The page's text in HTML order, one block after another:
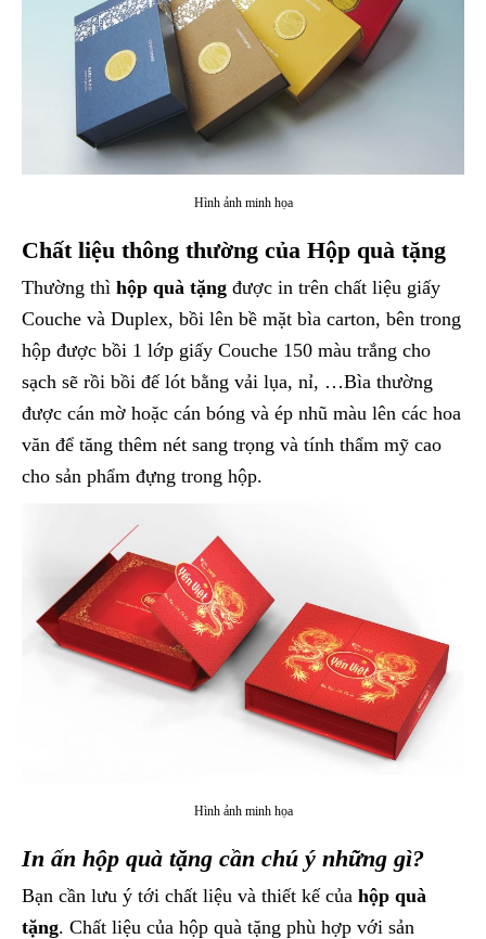
Hình ảnh minh họa
Chất liệu thông thường của Hộp quà tặng
Thường thì hộp quà tặng được in trên chất liệu giấy
Couche và Duplex, bồi lên bề mặt bìa carton, bên trong
hộp được bồi 1 lớp giấy Couche 150 màu trắng cho
sạch sẽ rồi bồi đế lót bằng vải lụa, nỉ, …Bìa thường
được cán mờ hoặc cán bóng và ép nhũ màu lên các hoa
văn để tăng thêm nét sang trọng và tính thẩm mỹ cao
cho sản phẩm đựng trong hộp.
Hình ảnh minh họa
In ấn hộp quà tặng cần chú ý những gì?
Bạn cần lưu ý tới chất liệu và thiết kế của hộp quà
tặng. Chất liệu của hộp quà tặng phù hợp với sản